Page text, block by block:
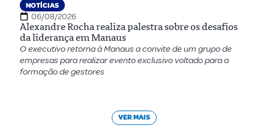
NOTÍCIAS
06/08/2026
Alexandre Rocha realiza palestra sobre os desafios
da liderança em Manaus
O executivo retorna à Manaus a convite de um grupo de
empresas para realizar evento exclusivo voltado para a
formação de gestores
VER MAIS